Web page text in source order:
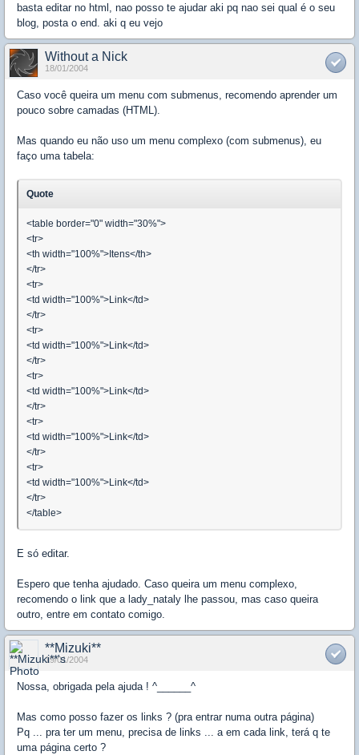
basta editar no html, nao posso te ajudar aki pq nao sei qual é o seu
blog, posta o end. aki q eu vejo
Without a Nick
18/01/2004
Caso você queira um menu com submenus, recomendo aprender um
pouco sobre camadas (HTML).
Mas quando eu não uso um menu complexo (com submenus), eu
faço uma tabela:
Quote
<table border="0" width="30%">
<tr>
<th width="100%">Itens</th>
</tr>
<tr>
<td width="100%">Link</td>
</tr>
<tr>
<td width="100%">Link</td>
</tr>
<tr>
<td width="100%">Link</td>
</tr>
<tr>
<td width="100%">Link</td>
</tr>
<tr>
<td width="100%">Link</td>
</tr>
</table>
E só editar.
Espero que tenha ajudado. Caso queira um menu complexo,
recomendo o link que a lady_nataly lhe passou, mas caso queira
outro, entre em contato comigo.
**Mizuki**
19/01/2004
Nossa, obrigada pela ajuda ! ^______^
Mas como posso fazer os links ? (pra entrar numa outra página)
Pq ... pra ter um menu, precisa de links ... a em cada link, terá q te
uma página certo ?